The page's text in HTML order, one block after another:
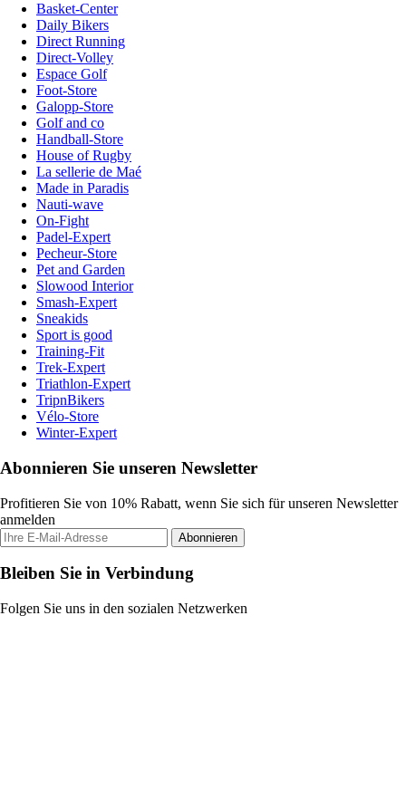
Basket-Center
Daily Bikers
Direct Running
Direct-Volley
Espace Golf
Foot-Store
Galopp-Store
Golf and co
Handball-Store
House of Rugby
La sellerie de Maé
Made in Paradis
Nauti-wave
On-Fight
Padel-Expert
Pecheur-Store
Pet and Garden
Slowood Interior
Smash-Expert
Sneakids
Sport is good
Training-Fit
Trek-Expert
Triathlon-Expert
TripnBikers
Vélo-Store
Winter-Expert
Abonnieren Sie unseren Newsletter
Profitieren Sie von 10% Rabatt, wenn Sie sich für unseren Newsletter
anmelden
Abonnieren
Bleiben Sie in Verbindung
Folgen Sie uns in den sozialen Netzwerken